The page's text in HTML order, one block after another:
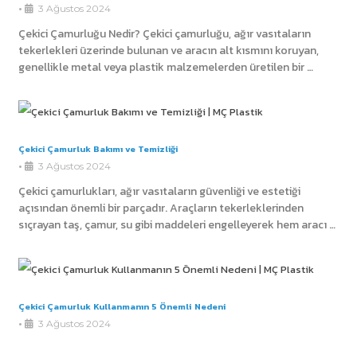
• 3 Ağustos 2024
Çekici Çamurluğu Nedir? Çekici çamurluğu, ağır vasıtaların
tekerlekleri üzerinde bulunan ve aracın alt kısmını koruyan,
genellikle metal veya plastik malzemelerden üretilen bir …
Çekici Çamurluk Bakımı ve Temizliği
• 3 Ağustos 2024
Çekici çamurlukları, ağır vasıtaların güvenliği ve estetiği
açısından önemli bir parçadır. Araçların tekerleklerinden
sıçrayan taş, çamur, su gibi maddeleri engelleyerek hem aracı …
Çekici Çamurluk Kullanmanın 5 Önemli Nedeni
• 3 Ağustos 2024